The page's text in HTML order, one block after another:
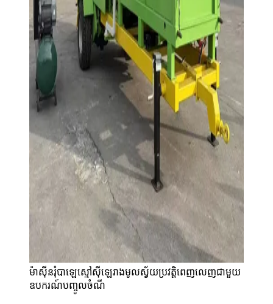
ម៉ាស៊ីនរុំបាឡេស្មៅស៊ីឡេរាងមូលស្វ័យប្រវត្តិពេញលេញជាមួយ
ឧបករណ៍បញ្ចូលចំណី